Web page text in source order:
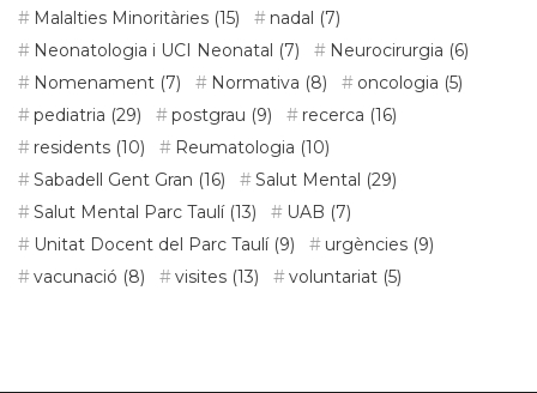
Malalties Minoritàries (15) nadal (7)
Neonatologia i UCI Neonatal (7) Neurocirurgia (6)
Nomenament (7) Normativa (8) oncologia (5)
pediatria (29) postgrau (9) recerca (16)
residents (10) Reumatologia (10)
Sabadell Gent Gran (16) Salut Mental (29)
Salut Mental Parc Taulí(13) UAB (7)
Unitat Docent del Parc Taulí(9) urgències (9)
vacunació (8) visites (13) voluntariat (5)